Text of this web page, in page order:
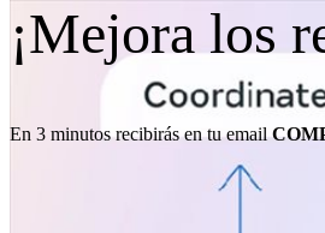
¡Mejora los
En 3 minutos recibirás en tu email